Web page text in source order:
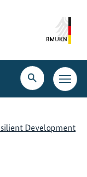
Suche
öffnen
Development